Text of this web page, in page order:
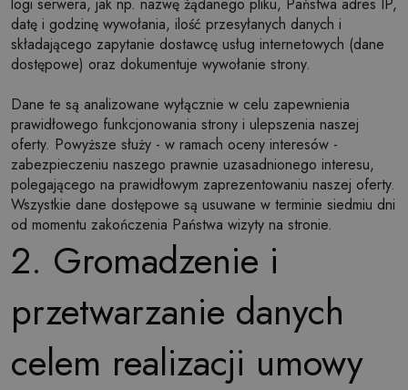
datę i godzinę wywołania, ilość przesyłanych danych i
składającego zapytanie dostawcę usług internetowych (dane
dostępowe) oraz dokumentuje wywołanie strony.
Dane te są analizowane wyłącznie w celu zapewnienia
prawidłowego funkcjonowania strony i ulepszenia naszej
oferty. Powyższe służy - w ramach oceny interesów -
zabezpieczeniu naszego prawnie uzasadnionego interesu,
polegającego na prawidłowym zaprezentowaniu naszej oferty.
Wszystkie dane dostępowe są usuwane w terminie siedmiu dni
od momentu zakończenia Państwa wizyty na stronie.
2. Gromadzenie i
przetwarzanie danych
celem realizacji umowy